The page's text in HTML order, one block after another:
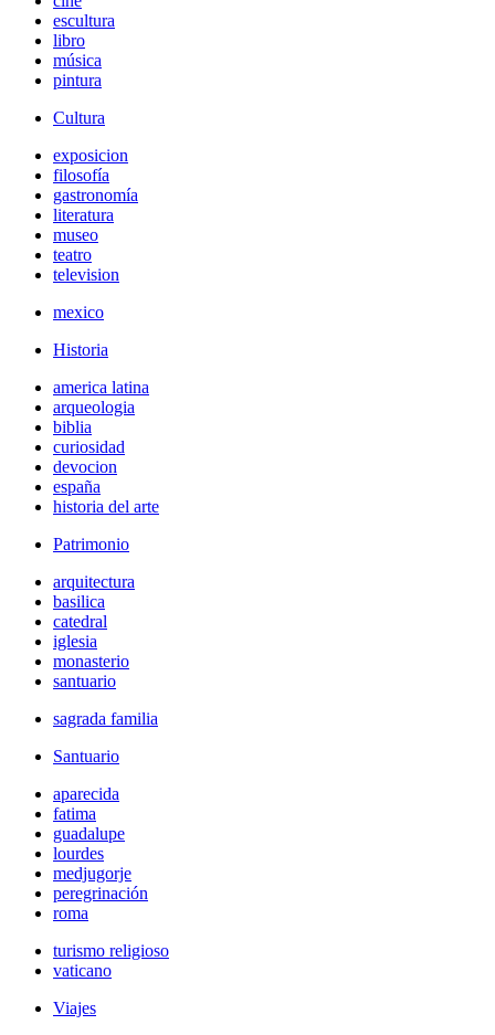
escultura
libro
música
pintura
Cultura
exposicion
filosofía
gastronomía
literatura
museo
teatro
television
mexico
Historia
america latina
arqueologia
biblia
curiosidad
devocion
españa
historia del arte
Patrimonio
arquitectura
basilica
catedral
iglesia
monasterio
santuario
sagrada familia
Santuario
aparecida
fatima
guadalupe
lourdes
medjugorje
peregrinación
roma
turismo religioso
vaticano
Viajes